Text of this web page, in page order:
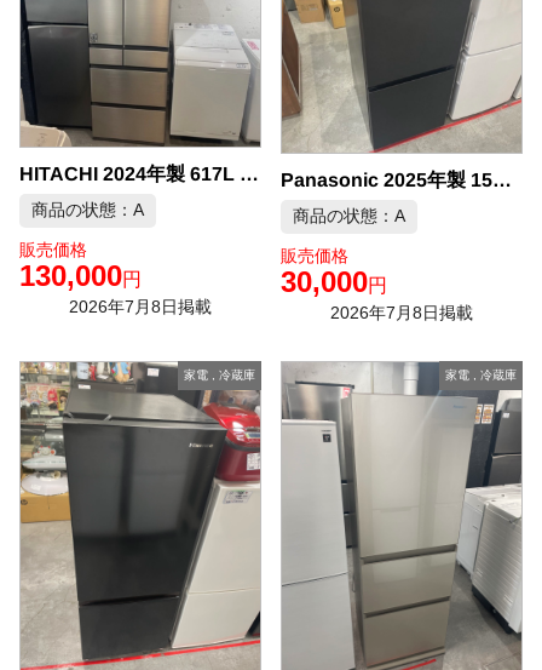
HITACHI 2024年製 617L 6ドア冷凍冷 中古品販売
商品の状態：A
販売価格
130,000円
2026年7月8日掲載
Panasonic 2025年製 156L 冷凍冷蔵庫 中古品販売
商品の状態：A
販売価格
30,000円
2026年7月8日掲載
家電, 冷蔵庫 家電 , 冷蔵庫